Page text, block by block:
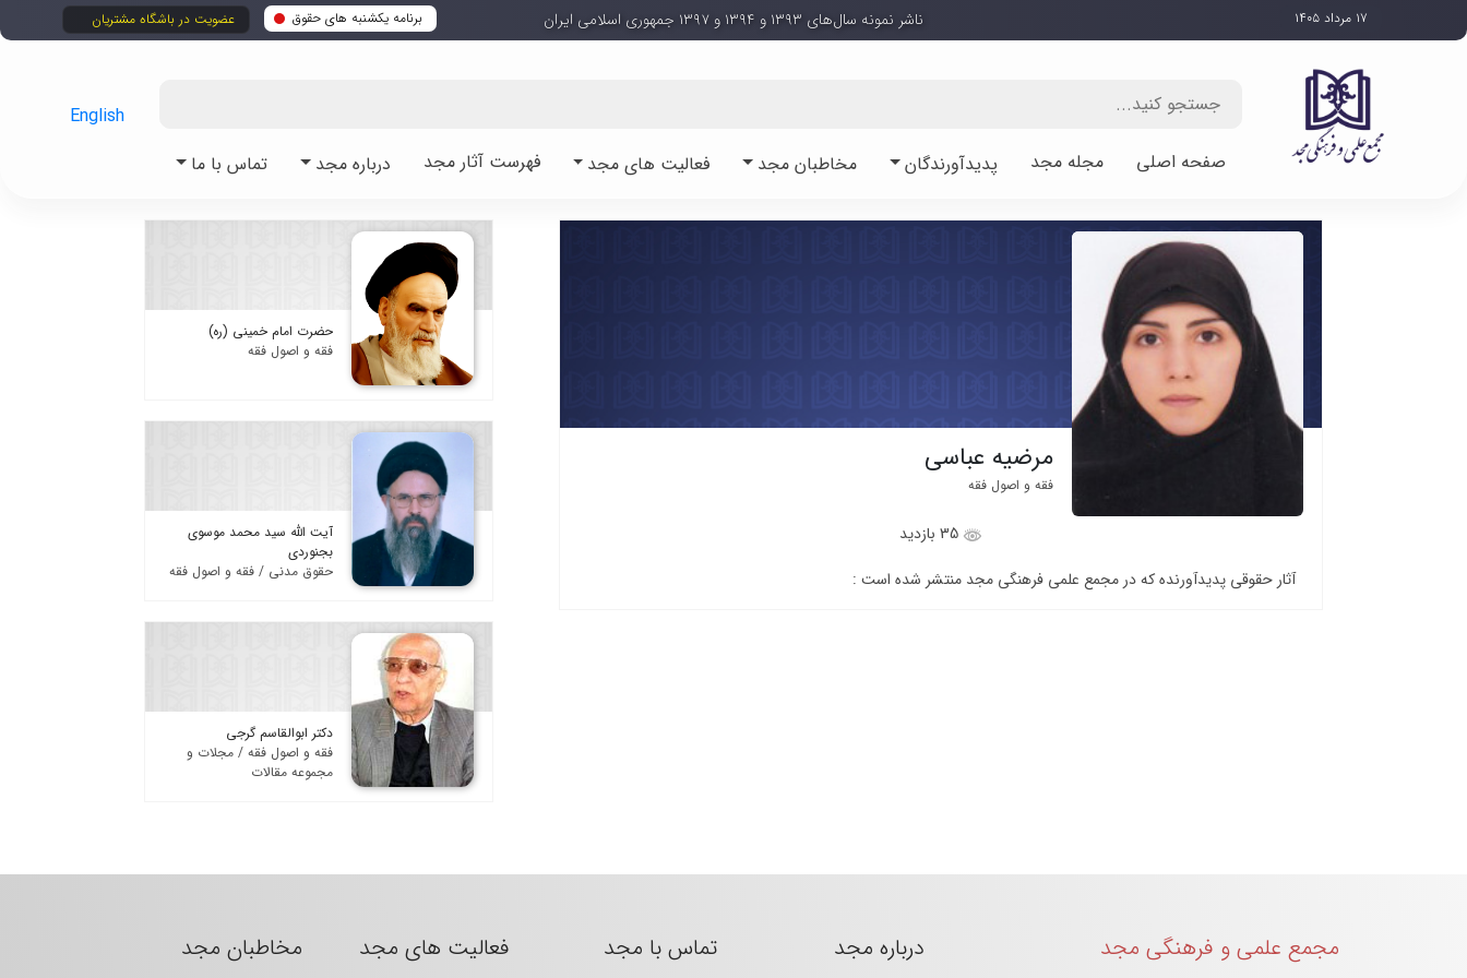
برنامه یکشنبه های حقوق عضویت در باشگاه مشتریان ۱۷ مرداد ۱۴۰۵ ناشر نمونه سال‌های ۱۳۹۳ و ۱۳۹۴ و ۱۳۹۷ جمهوری اسلامی ایران
صفحه اصلی مجله مجد پدیدآورندگان مخاطبان مجد فعالیت های مجد فهرست آثار مجد درباره مجد تماس با ما
English
مرضیه عباسی
فقه و اصول فقه
آثار حقوقی پدیدآورنده که در مجمع علمی فرهنگی مجد منتشر شده است :
حضرت امام خمینی (ره)
فقه و اصول فقه
آیت الله سید محمد موسوی
بجنوردی
حقوق مدنی / فقه و اصول فقه
دکتر ابوالقاسم گرجی
فقه و اصول فقه / مجلات و
مجموعه مقالات
مجمع علمی و فرهنگی مجد درباره مجد تماس با مجد فعالیت های مجد مخاطبان مجد